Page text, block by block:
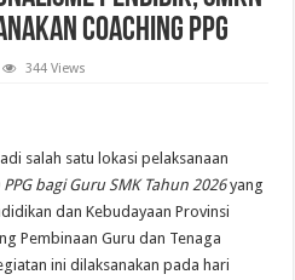
Coaching PPG
344 Views
salah satu lokasi pelaksanaan
bagi Guru SMK Tahun 2026yang
dan Kebudayaan Provinsi
Pembinaan Guru dan Tenaga
ini dilaksanakan pada hari